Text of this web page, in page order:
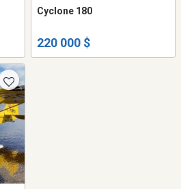
Cyclone 180
220 000 $